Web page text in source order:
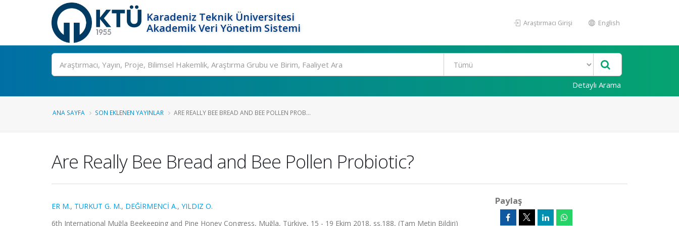
Karadeniz Teknik Üniversitesi
Akademik Veri Yönetim Sistemi
Araştırmacı Girişi English
Ara
Detaylı Arama
ANA SAYFA SON EKLENEN YAYINLAR ARE REALLY BEE BREAD AND BEE POLLEN PROB...
Are Really Bee Bread and Bee Pollen Probiotic?
ER M., TURKUT G. M., DEĞİRMENCİ A., YILDIZ O.
6th International Muğla Beekeeping and Pine Honey Congress, Muğla, Türkiye, 15 - 19 Ekim 2018, ss.188, (Tam Metin Bildiri)
Paylaş